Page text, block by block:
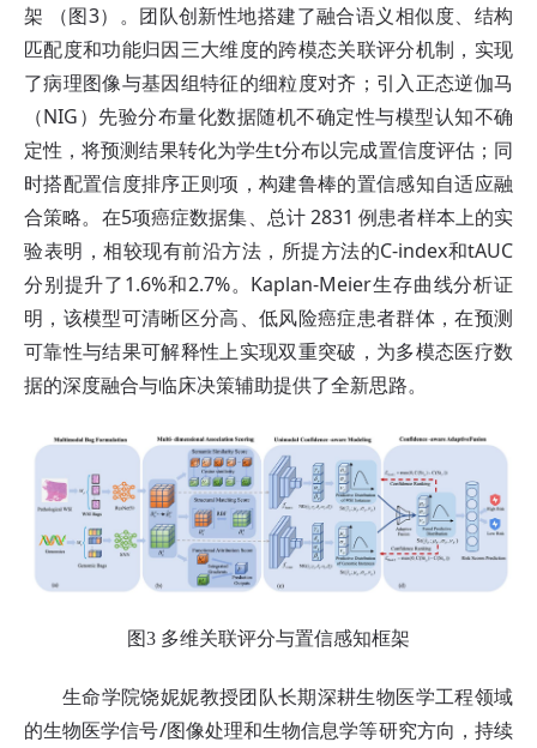
架 （图3）。团队创新性地搭建了融合语义相似度、结构
匹配度和功能归因三大维度的跨模态关联评分机制，实现
了病理图像与基因组特征的细粒度对齐；引入正态逆伽马
（NIG）先验分布量化数据随机不确定性与模型认知不确
定性，将预测结果转化为学生t分布以完成置信度评估；同
时搭配置信度排序正则项，构建鲁棒的置信感知自适应融
合策略。在5项癌症数据集、总计 2831 例患者样本上的实
验表明，相较现有前沿方法，所提方法的C-index和tAUC
分别提升了1.6%和2.7%。Kaplan-Meier生存曲线分析证
明，该模型可清晰区分高、低风险癌症患者群体，在预测
可靠性与结果可解释性上实现双重突破，为多模态医疗数
据的深度融合与临床决策辅助提供了全新思路。
图3 多维关联评分与置信感知框架
生命学院饶妮妮教授团队长期深耕生物医学工程领域
的生物医学信号/图像处理和生物信息学等研究方向，持续